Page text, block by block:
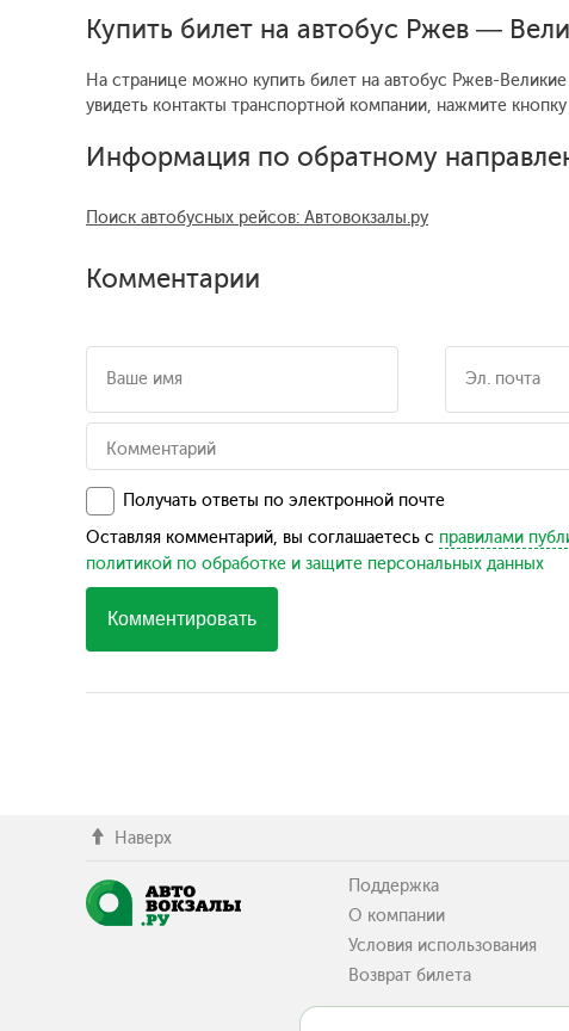
Купить билет на автобус Ржев —
На странице можно купить билет на автобус Ржев-
увидеть контакты транспортной компании, нажмите
Информация по обратному
Поиск автобусных рейсов: Автовокзалы.ру
Комментарии
Получать ответы по электронной почте
Оставляя комментарий, вы соглашаетесь с правилами
политикой по обработке и защите персональных данных
Комментировать
Наверх
Поддержка
О компании
Условия использования
Возврат билета